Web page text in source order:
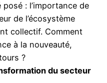
: l’importance de
de l’écosystème
collectif. Comment
à la nouveauté,
?
du secteur